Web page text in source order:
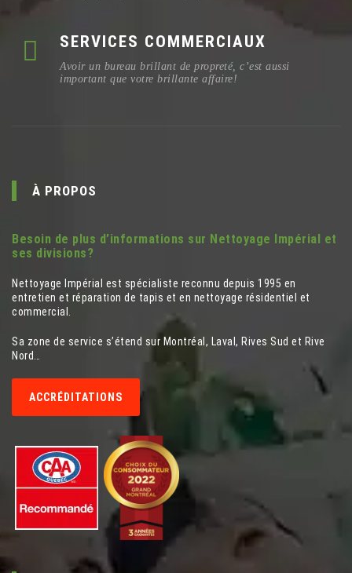
SERVICES COMMERCIAUX
Avoir un bureau brillant de propreté, c’est aussi
important que votre brillante affaire!
À PROPOS
Besoin de plus d’informations sur Nettoyage Impérial et
ses divisions?
Nettoyage Impérial est spécialiste reconnu depuis 1995 en
entretien et réparation de tapis et en nettoyage résidentiel et
commercial.
Sa zone de service s’étend sur Montréal, Laval, Rives Sud et Rive
Nord…
ACCRÉDITATIONS